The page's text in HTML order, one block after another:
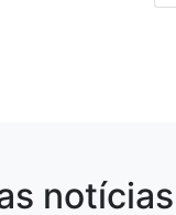
notícias